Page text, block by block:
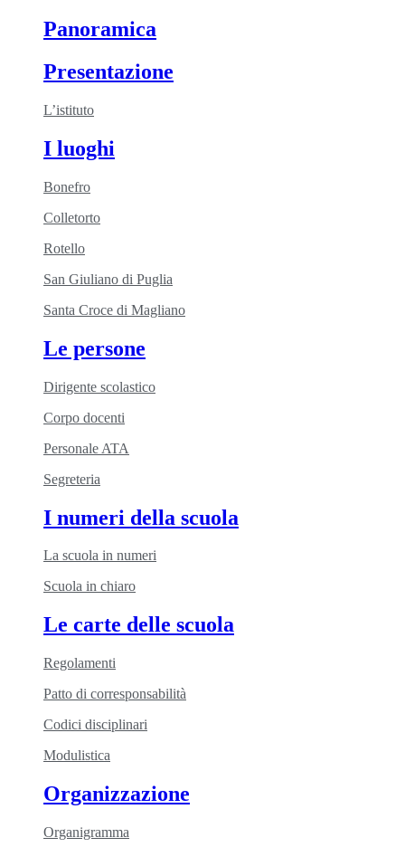
Panoramica
Presentazione
L’istituto
I luoghi
Bonefro
Colletorto
Rotello
San Giuliano di Puglia
Santa Croce di Magliano
Le persone
Dirigente scolastico
Corpo docenti
Personale ATA
Segreteria
I numeri della scuola
La scuola in numeri
Scuola in chiaro
Le carte delle scuola
Regolamenti
Patto di corresponsabilità
Codici disciplinari
Modulistica
Organizzazione
Organigramma